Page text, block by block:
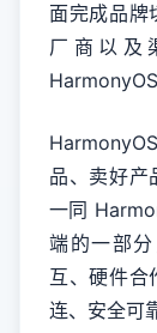
面完成品牌
厂商以及
品、卖好产
一同
端的一部
互、硬件合
连、安全可